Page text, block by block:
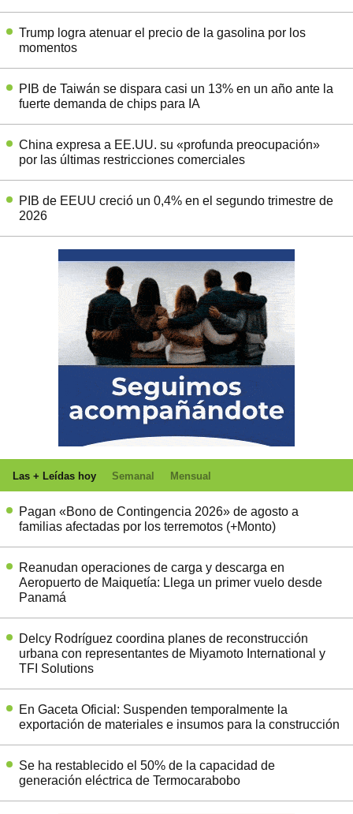
Trump logra atenuar el precio de la gasolina por los
momentos
PIB de Taiwán se dispara casi un 13% en un año ante la
fuerte demanda de chips para IA
China expresa a EE.UU. su «profunda preocupación»
por las últimas restricciones comerciales
PIB de EEUU creció un 0,4% en el segundo trimestre de
2026
Las + Leídas hoy Semanal Mensual
Pagan «Bono de Contingencia 2026» de agosto a
familias afectadas por los terremotos (+Monto)
Reanudan operaciones de carga y descarga en
Aeropuerto de Maiquetía: Llega un primer vuelo desde
Panamá
Delcy Rodríguez coordina planes de reconstrucción
urbana con representantes de Miyamoto International y
TFI Solutions
En Gaceta Oficial: Suspenden temporalmente la
exportación de materiales e insumos para la construcción
Se ha restablecido el 50% de la capacidad de
generación eléctrica de Termocarabobo